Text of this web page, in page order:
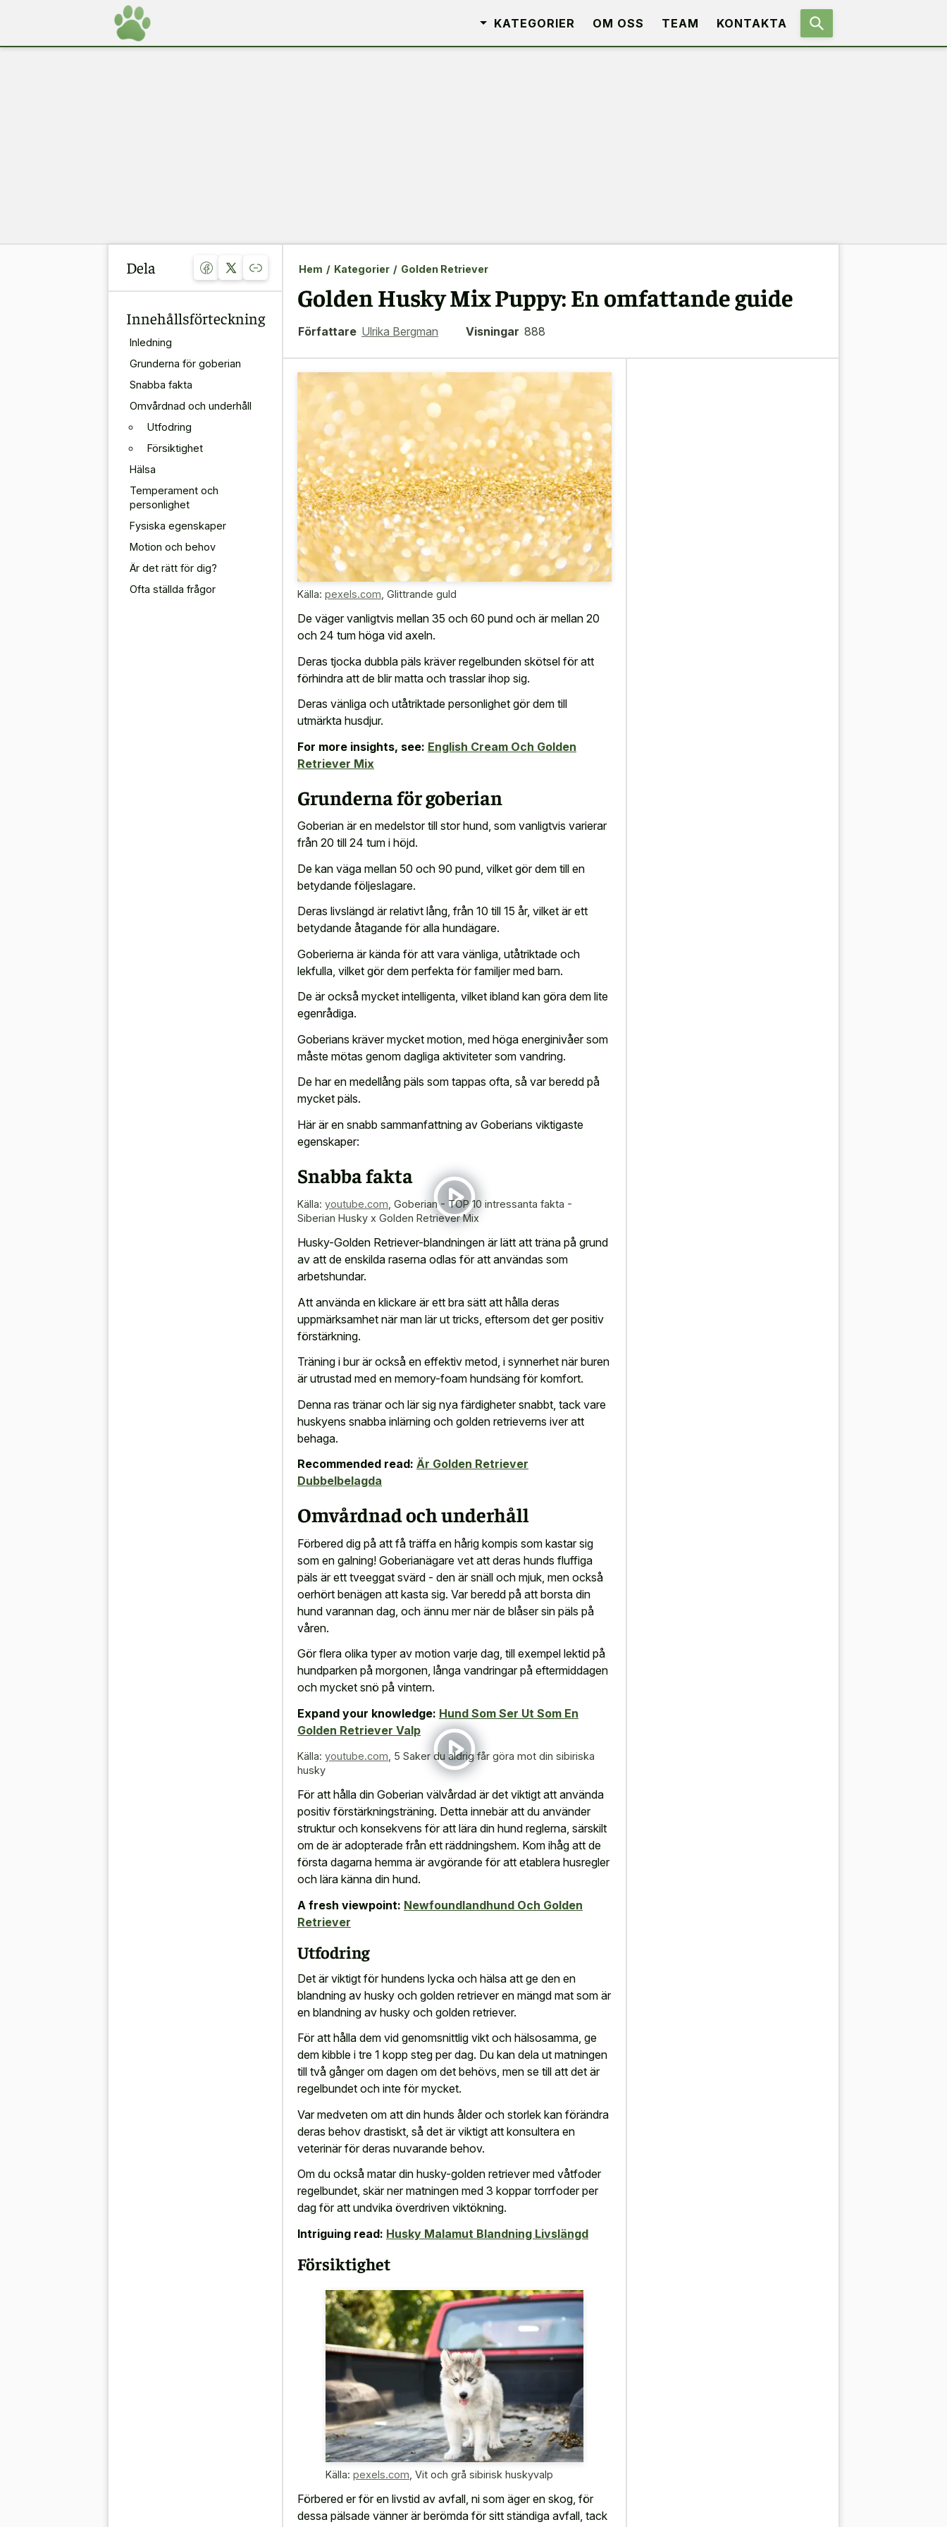
KATEGORIER OM OSS TEAM KONTAKTA
Dela
Innehållsförteckning
Inledning
Grunderna för goberian
Snabba fakta
Omvårdnad och underhåll
Utfodring
Försiktighet
Hälsa
Temperament och
personlighet
Fysiska egenskaper
Motion och behov
Är det rätt för dig?
Ofta ställda frågor
Hem / Kategorier / Golden Retriever
Golden Husky Mix Puppy: En omfattande guide
Författare Ulrika Bergman Visningar 888
Källa: pexels.com Glittrande guld
De väger vanligtvis mellan 35 och 60 pund och är mellan 20
och 24 tum höga vid axeln.
Deras tjocka dubbla päls kräver regelbunden skötsel för att
förhindra att de blir matta och trasslar ihop sig.
Deras vänliga och utåtriktade personlighet gör dem till
utmärkta husdjur.
For more insights, see: English Cream Och Golden
Retriever Mix
Grunderna för goberian
Goberian är en medelstor till stor hund, som vanligtvis varierar
från 20 till 24 tum i höjd.
De kan väga mellan 50 och 90 pund, vilket gör dem till en
betydande följeslagare.
Deras livslängd är relativt lång, från 10 till 15 år, vilket är ett
betydande åtagande för alla hundägare.
Goberierna är kända för att vara vänliga, utåtriktade och
lekfulla, vilket gör dem perfekta för familjer med barn.
De är också mycket intelligenta, vilket ibland kan göra dem lite
egenrådiga.
Goberians kräver mycket motion, med höga energinivåer som
måste mötas genom dagliga aktiviteter som vandring.
De har en medellång päls som tappas ofta, så var beredd på
mycket päls.
Här är en snabb sammanfattning av Goberians viktigaste
egenskaper:
Snabba fakta
Källa: youtube.com Goberian - TOP 10 intressanta fakta -
Siberian Husky x Golden Retriever Mix
Husky-Golden Retriever-blandningen är lätt att träna på grund
av att de enskilda raserna odlas för att användas som
arbetshundar.
Att använda en klickare är ett bra sätt att hålla deras
uppmärksamhet när man lär ut tricks, eftersom det ger positiv
förstärkning.
Träning i bur är också en effektiv metod, i synnerhet när buren
är utrustad med en memory-foam hundsäng för komfort.
Denna ras tränar och lär sig nya färdigheter snabbt, tack vare
huskyens snabba inlärning och golden retrieverns iver att
behaga.
Recommended read: Är Golden Retriever
Dubbelbelagda
Omvårdnad och underhåll
Förbered dig på att få träffa en hårig kompis som kastar sig
som en galning! Goberianägare vet att deras hunds fluffiga
päls är ett tveeggat svärd - den är snäll och mjuk, men också
oerhört benägen att kasta sig. Var beredd på att borsta din
hund varannan dag, och ännu mer när de blåser sin päls på
våren.
Gör flera olika typer av motion varje dag, till exempel lektid på
hundparken på morgonen, långa vandringar på eftermiddagen
och mycket snö på vintern.
Expand your knowledge: Hund Som Ser Ut Som En
Golden Retriever Valp
Källa: youtube.com 5 Saker du aldrig får göra mot din sibiriska
husky
För att hålla din Goberian välvårdad är det viktigt att använda
positiv förstärkningsträning. Detta innebär att du använder
struktur och konsekvens för att lära din hund reglerna, särskilt
om de är adopterade från ett räddningshem. Kom ihåg att de
första dagarna hemma är avgörande för att etablera husregler
och lära känna din hund.
A fresh viewpoint: Newfoundlandhund Och Golden
Retriever
Utfodring
Det är viktigt för hundens lycka och hälsa att ge den en
blandning av husky och golden retriever en mängd mat som är
en blandning av husky och golden retriever.
För att hålla dem vid genomsnittlig vikt och hälsosamma, ge
dem kibble i tre 1 kopp steg per dag. Du kan dela ut matningen
till två gånger om dagen om det behövs, men se till att det är
regelbundet och inte för mycket.
Var medveten om att din hunds ålder och storlek kan förändra
deras behov drastiskt, så det är viktigt att konsultera en
veterinär för deras nuvarande behov.
Om du också matar din husky-golden retriever med våtfoder
regelbundet, skär ner matningen med 3 koppar torrfoder per
dag för att undvika överdriven viktökning.
Intriguing read: Husky Malamut Blandning Livslängd
Försiktighet
Källa: pexels.com Vit och grå sibirisk huskyvalp
Förbered er för en livstid av avfall, ni som äger en skog, för
dessa pälsade vänner är berömda för sitt ständiga avfall, tack